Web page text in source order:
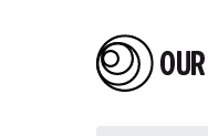
Our Place